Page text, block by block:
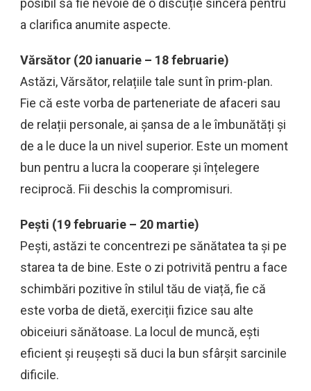
posibil să fie nevoie de o discuție sinceră pentru
a clarifica anumite aspecte.
Vărsător (20 ianuarie – 18 februarie)
Astăzi, Vărsător, relațiile tale sunt în prim-plan.
Fie că este vorba de parteneriate de afaceri sau
de relații personale, ai șansa de a le îmbunătăți și
de a le duce la un nivel superior. Este un moment
bun pentru a lucra la cooperare și înțelegere
reciprocă. Fii deschis la compromisuri.
Pești (19 februarie – 20 martie)
Pești, astăzi te concentrezi pe sănătatea ta și pe
starea ta de bine. Este o zi potrivită pentru a face
schimbări pozitive în stilul tău de viață, fie că
este vorba de dietă, exerciții fizice sau alte
obiceiuri sănătoase. La locul de muncă, ești
eficient și reușești să duci la bun sfârșit sarcinile
dificile.